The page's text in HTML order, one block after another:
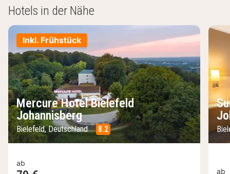
Hotels in der Nähe
Inkl. Frühstück
Mercure Hotel Bielefeld
Johannisberg
Bielefeld, Deutschland 8.2
ab
ab